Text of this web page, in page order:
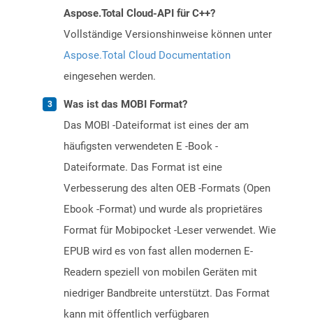
Aspose.Total Cloud-API für C++?
Vollständige Versionshinweise können unter
Aspose.Total Cloud Documentation
eingesehen werden.
Was ist das MOBI Format?
Das MOBI -Dateiformat ist eines der am
häufigsten verwendeten E -Book -
Dateiformate. Das Format ist eine
Verbesserung des alten OEB -Formats (Open
Ebook -Format) und wurde als proprietäres
Format für Mobipocket -Leser verwendet. Wie
EPUB wird es von fast allen modernen E-
Readern speziell von mobilen Geräten mit
niedriger Bandbreite unterstützt. Das Format
kann mit öffentlich verfügbaren